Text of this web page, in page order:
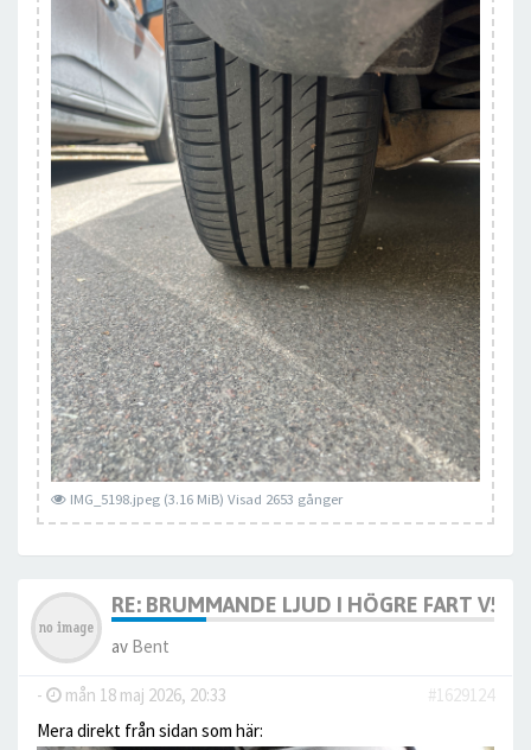
IMG_5198.jpeg (3.16 MiB) Visad 2653 gånger
RE: BRUMMANDE LJUD I HÖGRE FART V50
av Bent
- mån 18 maj 2026, 20:33
#1629124
Mera direkt från sidan som här: